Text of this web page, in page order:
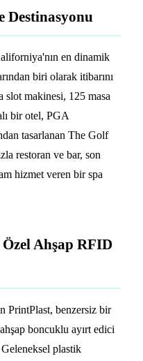
Destinasyonu
en dinamik
biri olarak itibarını
slot makinesi, 125 masa
bir otel, PGA
tasarlanan The Golf
restoran ve bar, son
hizmet veren bir spa
Ahşap RFID
PrintPlast, benzersiz bir
boncuklu ayırt edici
plastik